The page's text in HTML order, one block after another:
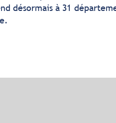
désormais à 31